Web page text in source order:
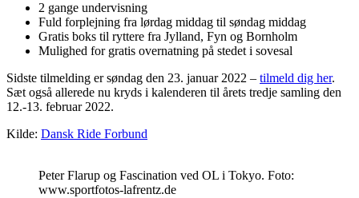
2 gange undervisning
Fuld forplejning fra lørdag middag til søndag middag
Gratis boks til ryttere fra Jylland, Fyn og Bornholm
Mulighed for gratis overnatning på stedet i sovesal
Sidste tilmelding er søndag den 23. januar 2022 – tilmeld dig her.
Sæt også allerede nu kryds i kalenderen til årets tredje samling den
12.-13. februar 2022.
Kilde: Dansk Ride Forbund
Peter Flarup og Fascination ved OL i Tokyo. Foto:
www.sportfotos-lafrentz.de